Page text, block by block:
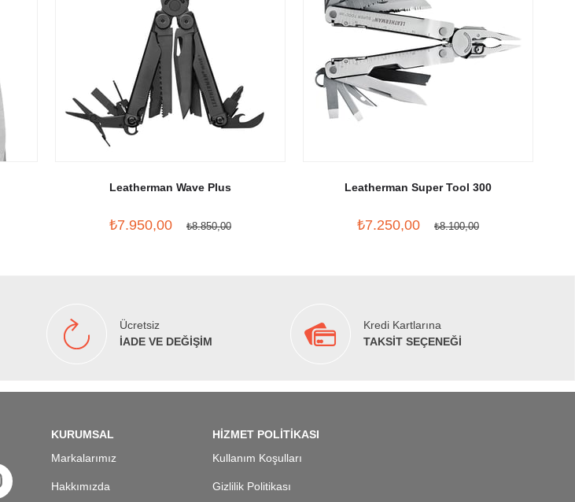
Leatherman Wave Plus
₺7.950,00 ₺8.850,00
Leatherman Super Tool 300
₺7.250,00 ₺8.100,00
Ücretsiz
İADE VE DEĞİŞİM
Kredi Kartlarına
TAKSİT SEÇENEĞİ
KURUMSAL
Markalarımız
Hakkımızda
HİZMET POLİTİKASI
Kullanım Koşulları
Gizlilik Politikası